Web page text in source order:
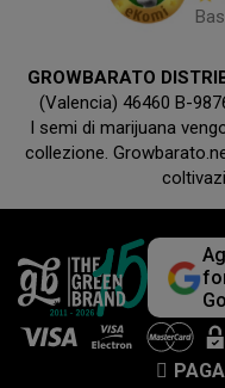
GROWBARATO
(Valencia) 46460 B-
I semi di marijuana
collezione.